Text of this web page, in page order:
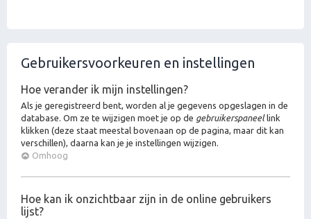
Gebruikersvoorkeuren en instellingen
Hoe verander ik mijn instellingen?
Als je geregistreerd bent, worden al je gegevens opgeslagen in de
database. Om ze te wijzigen moet je op de gebruikerspaneellink
klikken (deze staat meestal bovenaan op de pagina, maar dit kan
verschillen), daarna kan je je instellingen wijzigen.
Omhoog
Hoe kan ik onzichtbaar zijn in de online gebruikers
lijst?